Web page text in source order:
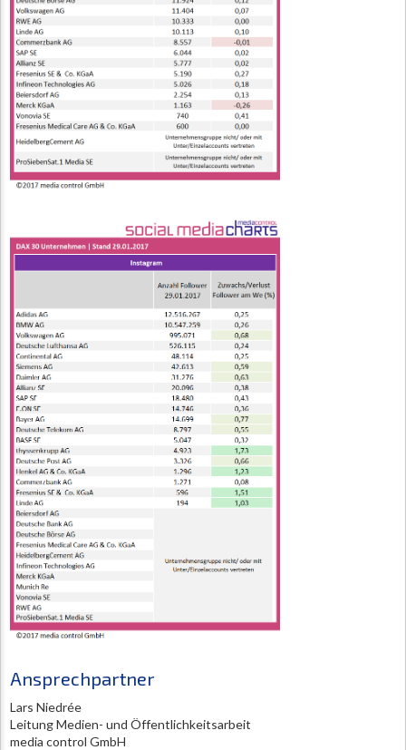
Ansprechpartner
Lars Niedrée
Leitung Medien- und Öffentlichkeitsarbeit
media control GmbH